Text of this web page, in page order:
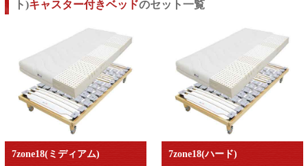
ト)キャスター付きベッドのセット一覧
7zone18(ミディアム)
7zone18(ハード)